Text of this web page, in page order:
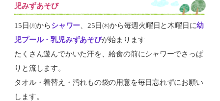
児みずあそび
15日㈪からシャワー 、25日㈭から毎週火曜日と木曜日に幼
児プール・乳児みずあそびが始まります
たくさん遊んでかいた汗を、給食の前にシャワーでさっぱ
りと流します。
タオル・着替え・汚れもの袋の用意を毎日忘れずにお願い
します。